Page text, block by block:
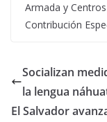
Armada y
Contribución
Socializan
la lengua
El Salvador